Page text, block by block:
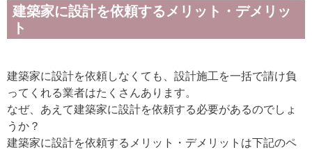
建築家に設計を依頼するメリット・デメリッ
ト
建築家に設計を依頼しなくても、設計施工を一括で請け負
ってくれる業者はたくさんあります。
なぜ、あえて建築家に設計を依頼する必要があるのでしょ
うか？
建築家に設計を依頼するメリット・デメリットは下記のペ